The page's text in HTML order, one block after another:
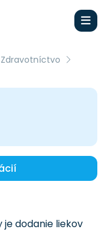
Zdravotníctvo
dodanie liekov